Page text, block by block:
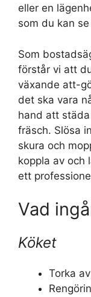
eller en
som du kan
Som
förstår vi att
växande att-
det ska vara
hand att
fräsch. Slösa
skura och
koppla av och
ett
Vad
Köket
Torka